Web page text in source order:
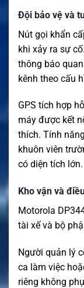
Đội bảo vệ và
Nút gọi khẩn
khi xảy ra sự
thông báo
kênh theo cấu
GPS tích hợp
máy được kết
thích. Tính
khuôn viên
có diện tích lớn.
Kho vận và
Motorola
tài xế và bộ
Người quản lý
ca làm việc
riêng không